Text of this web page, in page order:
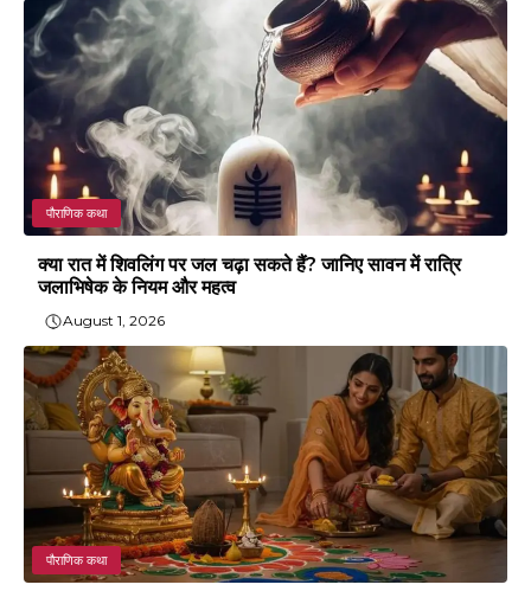
पौराणिक कथा
क्या रात में शिवलिंग पर जल चढ़ा सकते हैं? जानिए सावन में रात्रि
जलाभिषेक के नियम और महत्व
August 1, 2026
पौराणिक कथा